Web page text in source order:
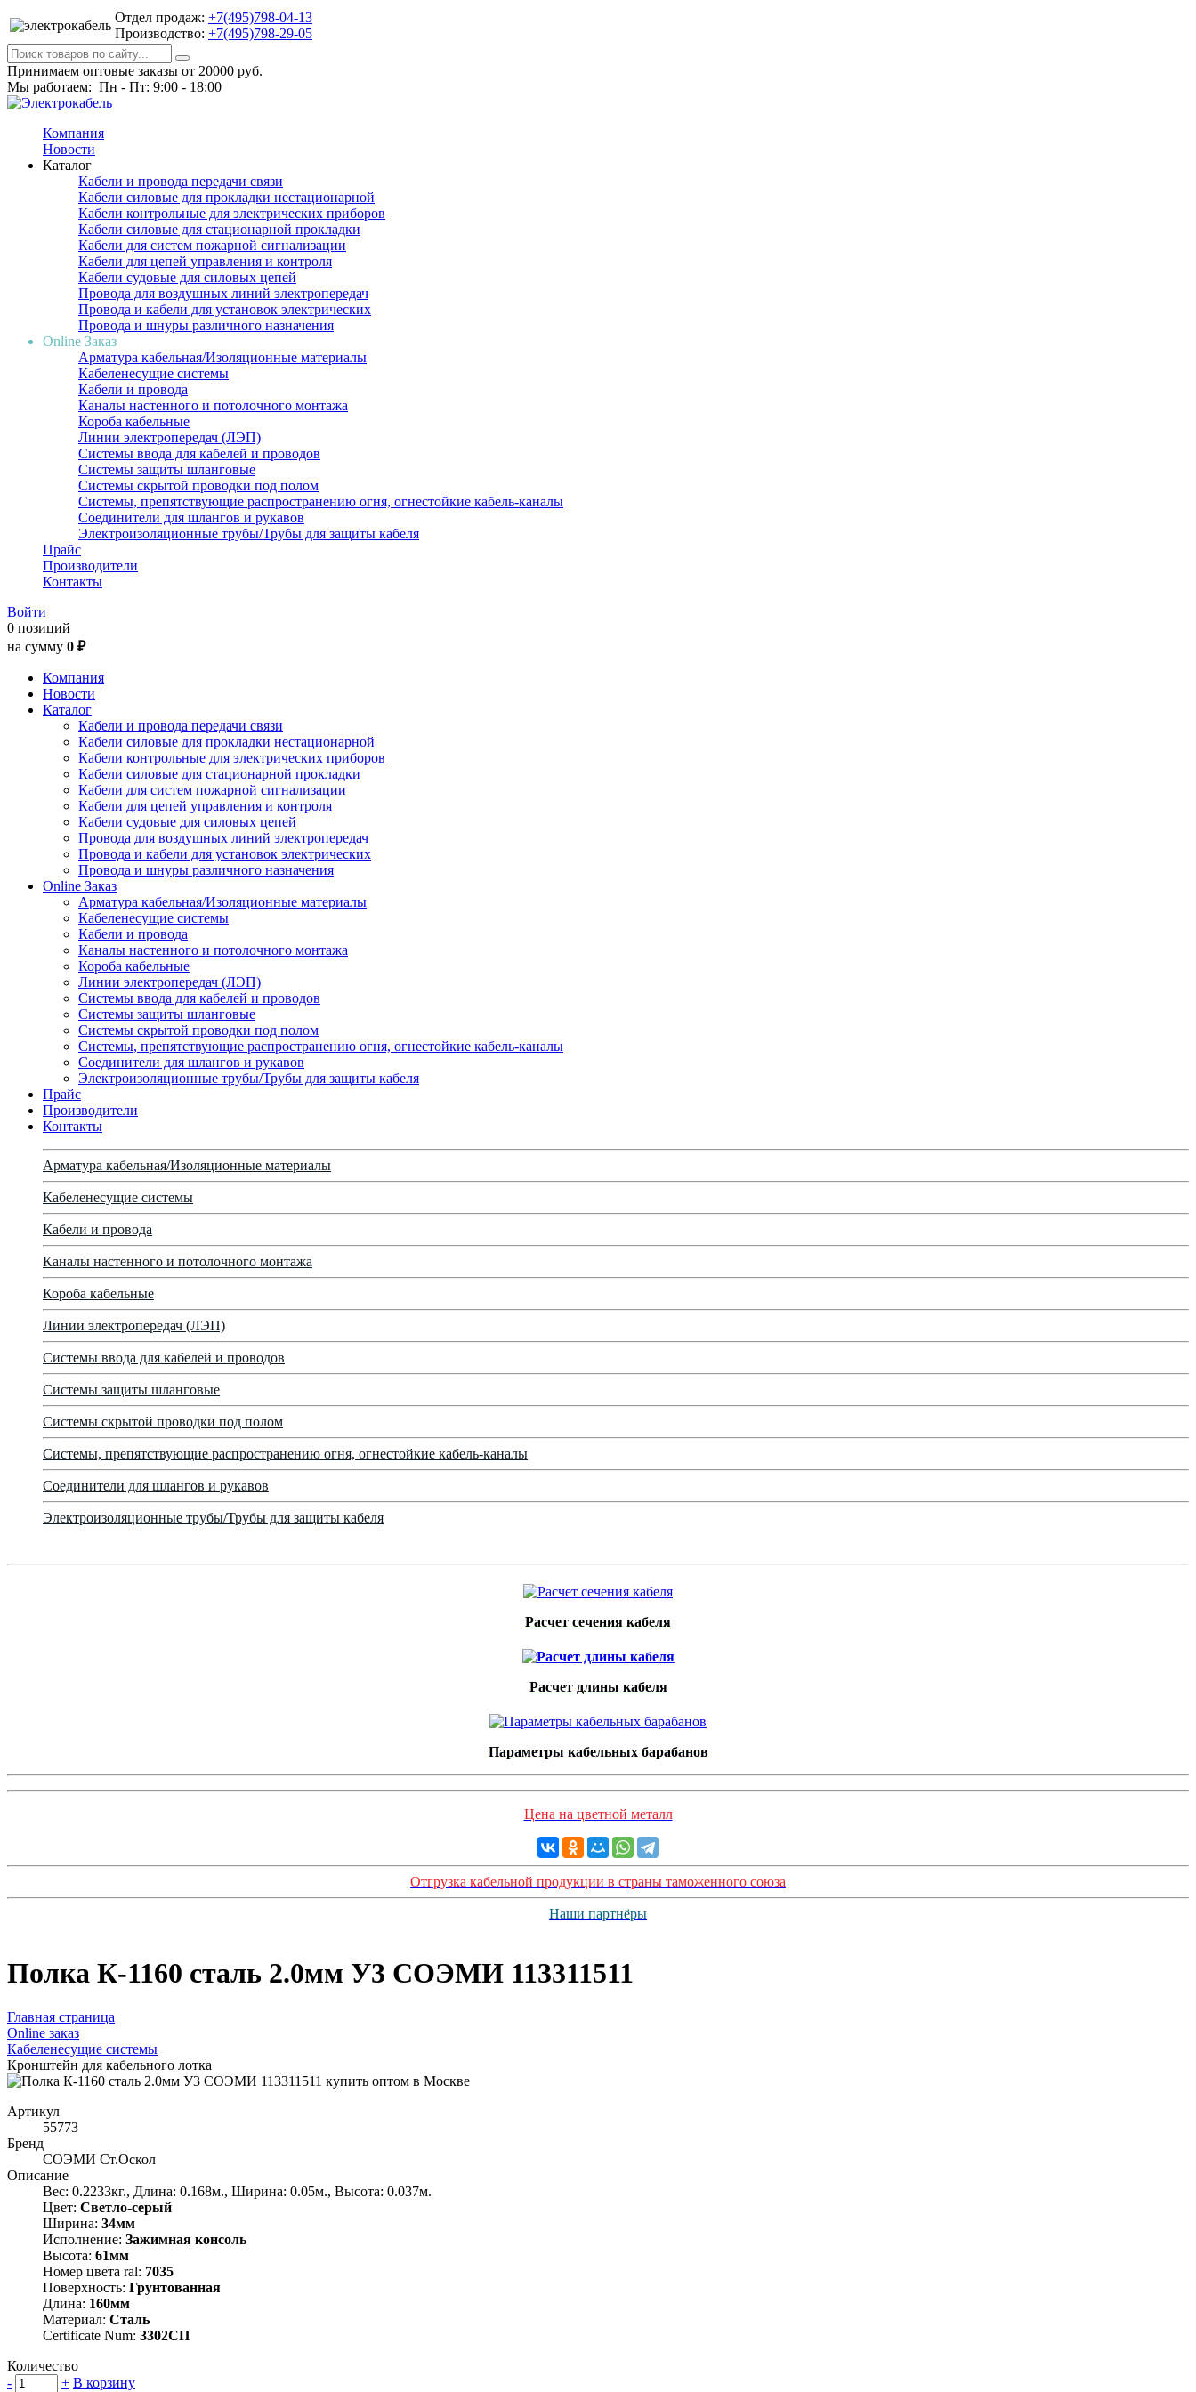
Отдел продаж: +7(495)798-04-13
Производство: +7(495)798-29-05
Принимаем оптовые заказы от 20000 руб.
Мы работаем: Пн - Пт: 9:00 - 18:00
Компания
Новости
Каталог
Кабели и провода передачи связи
Кабели силовые для прокладки нестационарной
Кабели контрольные для электрических приборов
Кабели силовые для стационарной прокладки
Кабели для систем пожарной сигнализации
Кабели для цепей управления и контроля
Кабели судовые для силовых цепей
Провода для воздушных линий электропередач
Провода и кабели для установок электрических
Провода и шнуры различного назначения
Online Заказ
Арматура кабельная/Изоляционные материалы
Кабеленесущие системы
Кабели и провода
Каналы настенного и потолочного монтажа
Короба кабельные
Линии электропередач (ЛЭП)
Системы ввода для кабелей и проводов
Системы защиты шланговые
Системы скрытой проводки под полом
Системы, препятствующие распространению огня, огнестойкие кабель-каналы
Соединители для шлангов и рукавов
Электроизоляционные трубы/Трубы для защиты кабеля
Прайс
Производители
Контакты
Войти
0 позиций
на сумму 0 ₽
Компания
Новости
Каталог
Кабели и провода передачи связи
Кабели силовые для прокладки нестационарной
Кабели контрольные для электрических приборов
Кабели силовые для стационарной прокладки
Кабели для систем пожарной сигнализации
Кабели для цепей управления и контроля
Кабели судовые для силовых цепей
Провода для воздушных линий электропередач
Провода и кабели для установок электрических
Провода и шнуры различного назначения
Online Заказ
Арматура кабельная/Изоляционные материалы
Кабеленесущие системы
Кабели и провода
Каналы настенного и потолочного монтажа
Короба кабельные
Линии электропередач (ЛЭП)
Системы ввода для кабелей и проводов
Системы защиты шланговые
Системы скрытой проводки под полом
Системы, препятствующие распространению огня, огнестойкие кабель-каналы
Соединители для шлангов и рукавов
Электроизоляционные трубы/Трубы для защиты кабеля
Прайс
Производители
Контакты
Арматура кабельная/Изоляционные материалы
Кабеленесущие системы
Кабели и провода
Каналы настенного и потолочного монтажа
Короба кабельные
Линии электропередач (ЛЭП)
Системы ввода для кабелей и проводов
Системы защиты шланговые
Системы скрытой проводки под полом
Системы, препятствующие распространению огня, огнестойкие кабель-каналы
Соединители для шлангов и рукавов
Электроизоляционные трубы/Трубы для защиты кабеля
Расчет сечения кабеля
Расчет длины кабеля
Параметры кабельных барабанов
Цена на цветной металл
Отгрузка кабельной продукции в страны таможенного союза
Наши партнёры
Полка К-1160 сталь 2.0мм У3 СОЭМИ 113311511
Главная страница
Оnline заказ
Кабеленесущие системы
Кронштейн для кабельного лотка
Артикул
55773
Бренд
СОЭМИ Ст.Оскол
Описание
Вес: 0.2233кг., Длина: 0.168м., Ширина: 0.05м., Высота: 0.037м.
Цвет: Светло-серый
Ширина: 34мм
Исполнение: Зажимная консоль
Высота: 61мм
Номер цвета ral: 7035
Поверхность: Грунтованная
Длина: 160мм
Материал: Сталь
Certificate Num: 3302СП
Количество
-
+ В корзину